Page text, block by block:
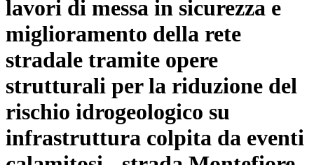
lavori di messa in sicurezza e
miglioramento della rete
stradale tramite opere
strutturali per la riduzione del
rischio idrogeologico su
infrastruttura colpita da eventi